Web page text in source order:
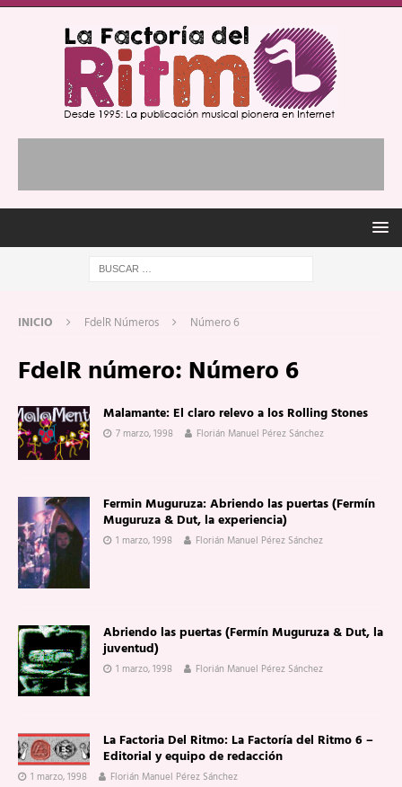
INICIO FdelR Números Número 6
FdelR número: Número 6
Malamante: El claro relevo a los Rolling Stones
7 marzo, 1998 Florián Manuel Pérez Sánchez
Fermin Muguruza: Abriendo las puertas (Fermín
Muguruza & Dut, la experiencia)
1 marzo, 1998 Florián Manuel Pérez Sánchez
Abriendo las puertas (Fermín Muguruza & Dut, la
juventud)
1 marzo, 1998 Florián Manuel Pérez Sánchez
La Factoria Del Ritmo: La Factoría del Ritmo 6 –
Editorial y equipo de redacción
1 marzo, 1998 Florián Manuel Pérez Sánchez